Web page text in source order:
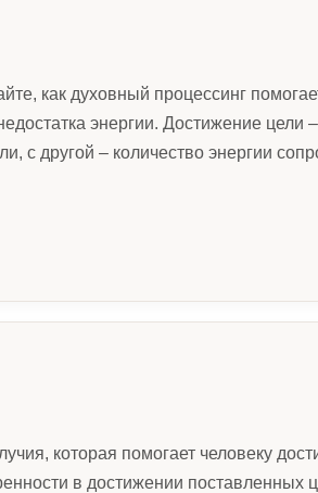
как духовный процессинг
энергии. Достижение цели
с другой – количество энергии
которая помогает человеку
в достижении